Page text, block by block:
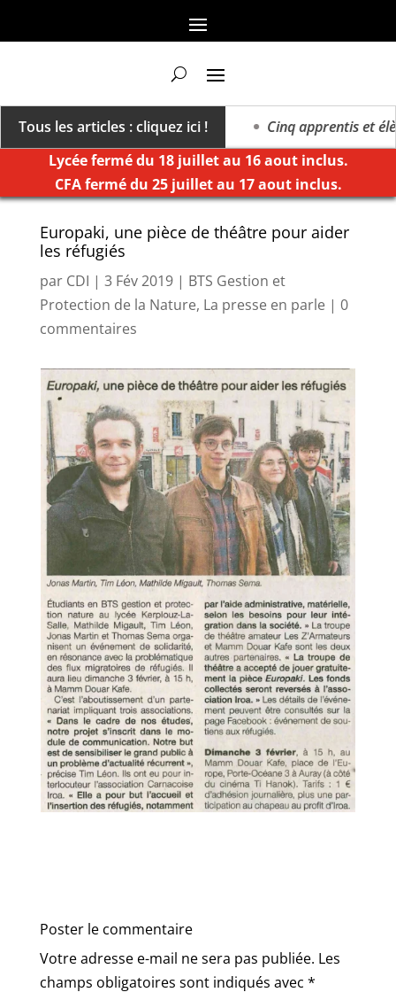
Tous les articles : cliquez ici !
vers un millésime des extrêmes »
Cinq apprentis et
Lycée fermé du 18 juillet au 16 aout inclus.
CFA fermé du 25 juillet au 17 aout inclus.
Europaki, une pièce de théâtre pour aider
les réfugiés
par CDI | 3 Fév 2019| BTS Gestion et
Protection de la Nature, La presse en parle| 0
commentaires
Poster le commentaire
Votre adresse e-mail ne sera pas publiée. Les
champs obligatoires sont indiqués avec *